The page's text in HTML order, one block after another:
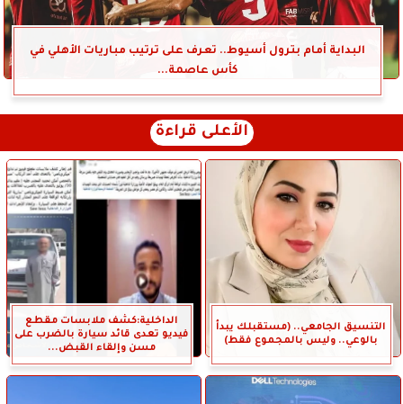
البداية أمام بترول أسيوط.. تعرف على ترتيب مباريات الأهلي في
كأس عاصمة...
الأعلى قراءة
التنسيق الجامعي.. (مستقبلك يبدأ
بالوعي.. وليس بالمجموع فقط)
الداخلية:كشف ملابسات مقطع
فيديو تعدى قائد سيارة بالضرب على
مسن وإلقاء القبض...